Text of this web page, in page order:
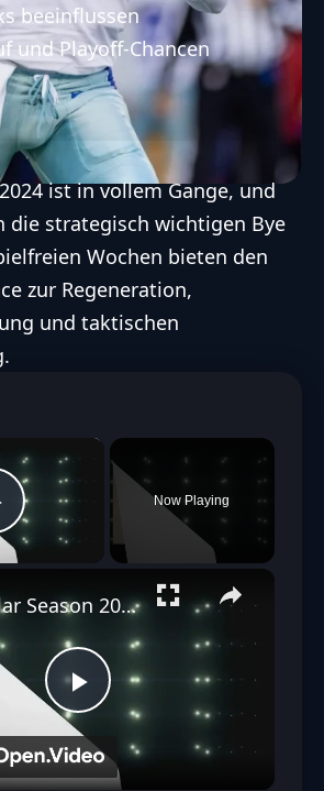
beeinflussen
und Playoff-Chancen
ist in vollem Gange, und
die strategisch wichtigen Bye
Wochen bieten den
zur Regeneration,
und taktischen
×
Video
Now Playing
Play
Video
Regular Season 2023 – Diese 6 NFL Teams haben in Woche 7 ihre BYE Week